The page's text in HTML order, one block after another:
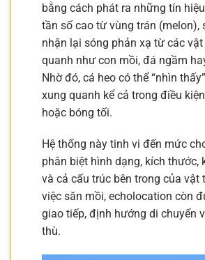
bằng cách phát ra những tín
tần số cao từ vùng trán (melon),
nhận lại sóng phản xạ từ các vật
quanh như con mồi, đá ngầm
Nhờ đó, cá heo có thể “nhìn
xung quanh kể cả trong điều
hoặc bóng tối.
Hệ thống này tinh vi đến mức
phân biệt hình dạng, kích thước,
và cả cấu trúc bên trong của vật
việc săn mồi, echolocation còn
giao tiếp, định hướng di chuyển
thù.